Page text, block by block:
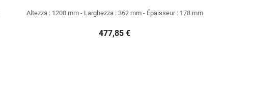
Altezza : 1200 mm - Larghezza : 362 mm - Épaisseur : 178 mm
477,85 €